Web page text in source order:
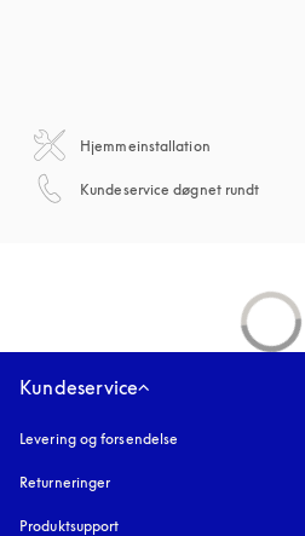
Hjemmeinstallation
Kundeservice døgnet rundt
Kundeservice
Levering og forsendelse
Returneringer
Produktsupport